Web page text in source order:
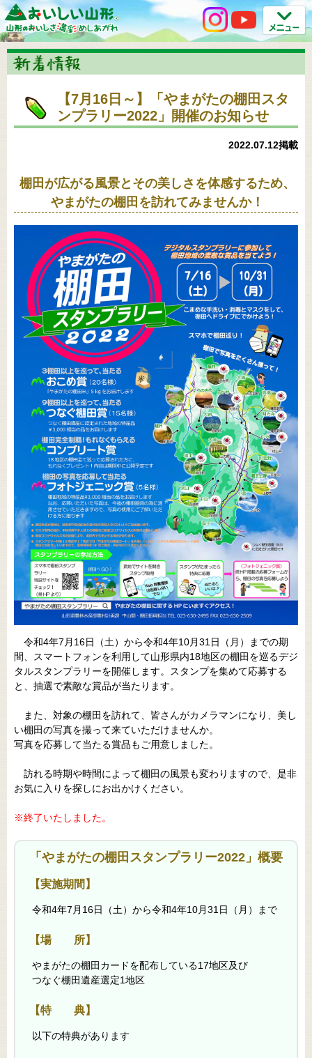
【7月16日～】「やまがたの棚田スタ
ンプラリー2022」開催のお知らせ
2022.07.12掲載
棚田が広がる風景とその美しさを体感するため、
やまがたの棚田を訪れてみませんか！
令和4年7月16日（土）から令和4年10月31日（月）までの期
間、スマートフォンを利用して山形県内18地区の棚田を巡るデジ
タルスタンプラリーを開催します。スタンプを集めて応募する
と、抽選で素敵な賞品が当たります。
また、対象の棚田を訪れて、皆さんがカメラマンになり、美し
い棚田の写真を撮って来ていただけませんか。
写真を応募して当たる賞品もご用意しました。
訪れる時期や時間によって棚田の風景も変わりますので、是非
お気に入りを探しにお出かけください。
※終了いたしました。
「やまがたの棚田スタンプラリー2022」概要
【実施期間】
令和4年7月16日（土）から令和4年10月31日（月）まで
【場 所】
やまがたの棚田カードを配布している17地区及び
つなぐ棚田遺産選定1地区
【特 典】
以下の特典があります